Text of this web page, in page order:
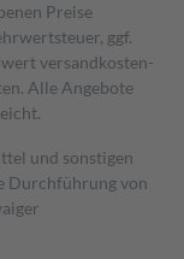
Preise
ggf.
versand­kosten­
Alle Angebote
und sonstigen
Durchführung von